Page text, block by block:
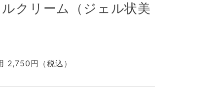
クリーム（ジェル状美
2,750円（税込）